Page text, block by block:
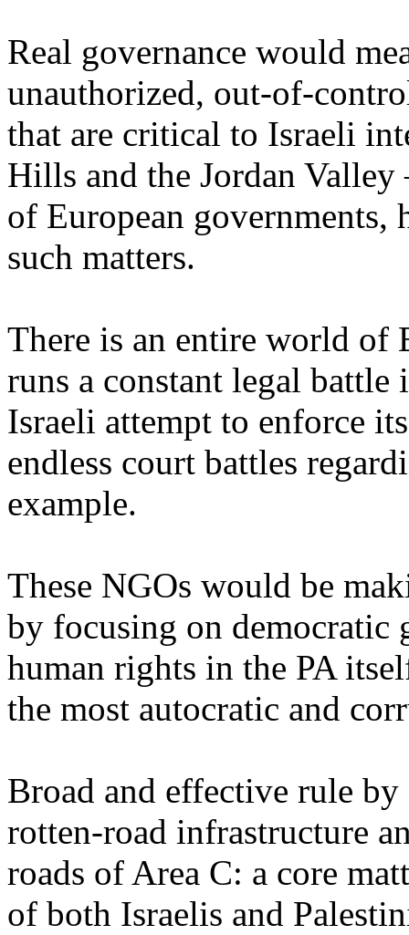
Real governance would
unauthorized, out-of-
that are critical to Israeli
Hills and the Jordan Valley
of European governments,
such matters.
There is an entire world of
runs a constant legal battle
Israeli attempt to enforce its
endless court battles
example.
These NGOs would be
by focusing on democratic
human rights in the PA
the most autocratic and
Broad and effective rule by
rotten-road infrastructure
roads of Area C: a core
of both Israelis and